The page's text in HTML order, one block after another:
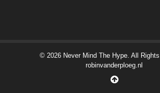
© 2026 Never Mind The Hype. All
robinvanderploeg.nl